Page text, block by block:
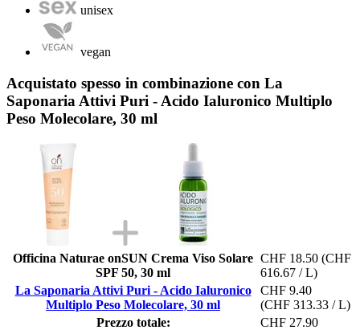
unisex
vegan
Acquistato spesso in combinazione con La
Saponaria Attivi Puri - Acido Ialuronico Multiplo
Peso Molecolare, 30 ml
Officina Naturae onSUN Crema Viso Solare
SPF 50, 30 ml
CHF 18.50 (CHF
616.67 / L)
La Saponaria Attivi Puri - Acido Ialuronico
Multiplo Peso Molecolare, 30 ml
CHF 9.40
(CHF 313.33 / L)
Prezzo totale:
CHF 27.90